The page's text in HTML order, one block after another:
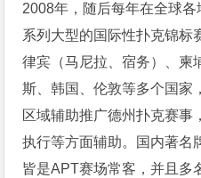
2008年，随后每年在全球
系列大型的国际性扑克锦标
律宾（马尼拉、宿务）、柬
斯、韩国、伦敦等多个国家
区域辅助推广德州扑克赛事
执行等方面辅助。国内著名
皆是APT赛场常客，并且多